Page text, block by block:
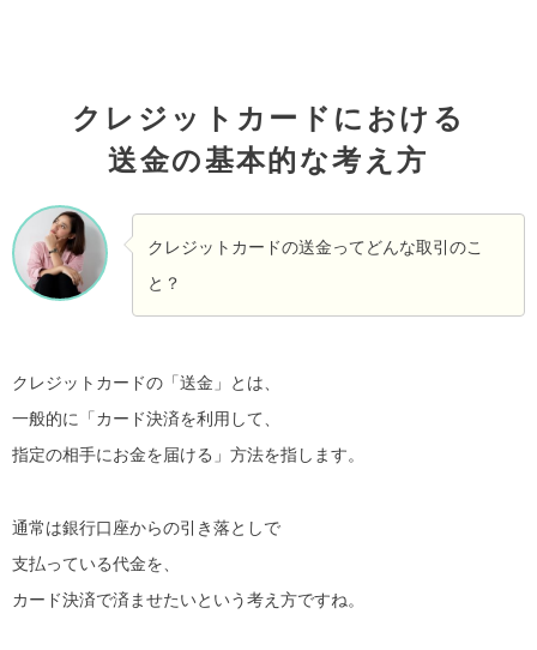
クレジットカードにおける
送金の基本的な考え方
クレジットカードの送金ってどんな取引のこ
と？
クレジットカードの「送金」とは、
一般的に「カード決済を利用して、
指定の相手にお金を届ける」方法を指します。
通常は銀行口座からの引き落としで
支払っている代金を、
カード決済で済ませたいという考え方ですね。